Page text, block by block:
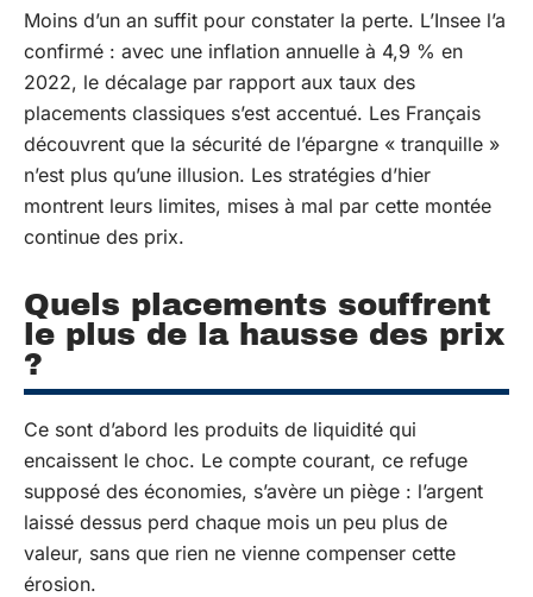
Moins d’un an suffit pour constater la perte. L’Insee l’a
confirmé : avec une inflation annuelle à 4,9 % en
2022, le décalage par rapport aux taux des
placements classiques s’est accentué. Les Français
découvrent que la sécurité de l’épargne « tranquille »
n’est plus qu’une illusion. Les stratégies d’hier
montrent leurs limites, mises à mal par cette montée
continue des prix.
Quels placements souffrent
le plus de la hausse des prix
?
Ce sont d’abord les produits de liquidité qui
encaissent le choc. Le compte courant, ce refuge
supposé des économies, s’avère un piège : l’argent
laissé dessus perd chaque mois un peu plus de
valeur, sans que rien ne vienne compenser cette
érosion.